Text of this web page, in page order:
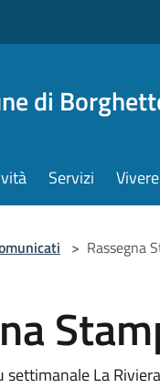
di
Servizi
> Rassegna
settimanale La Riviera